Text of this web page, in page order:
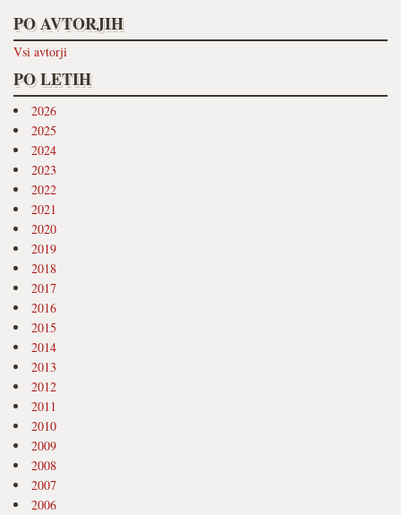
PO AVTORJIH
Vsi avtorji
PO LETIH
2026
2025
2024
2023
2022
2021
2020
2019
2018
2017
2016
2015
2014
2013
2012
2011
2010
2009
2008
2007
2006